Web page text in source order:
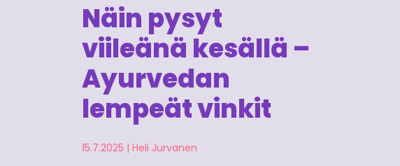
Näin pysyt
viileänä kesällä –
Ayurvedan
lempeät vinkit
15.7.2025 | Heli Jurvanen